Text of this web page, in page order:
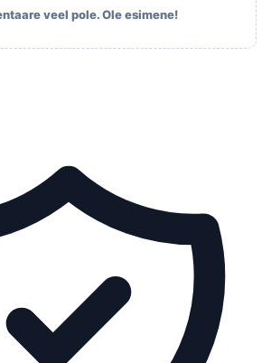
veel pole. Ole esimene!